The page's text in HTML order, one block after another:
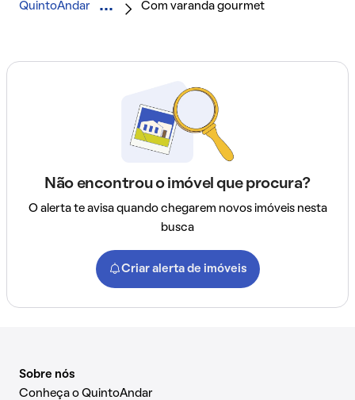
QuintoAndar Com varanda gourmet
Não encontrou o imóvel que procura?
O alerta te avisa quando chegarem novos imóveis nesta
busca
Criar alerta de imóveis
Sobre nós
Conheça o QuintoAndar